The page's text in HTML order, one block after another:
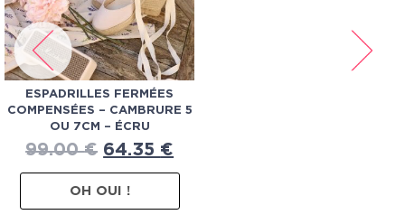
ESPADRILLES FERMÉES
COMPENSÉES – CAMBRURE 5
OU 7CM – ÉCRU
99.00€ 64.35 €
OH OUI !